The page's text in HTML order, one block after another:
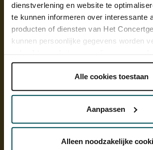
dienstverlening en website te
te kunnen informeren over interessante
producten of diensten van Het
kunnen persoonlijke gegevens worden
onder 'aanpassen' zelf welke cookies
Lees onze cookieverklaring hier. Lees
Via decookieverklaringop onze
Alle cookies toestaan
Aanpassen
Alleen noodzakelijke
Tekening van Bronisław Huberman, ca. 1920
Amsterdam / Ernst Polak
Gestolen Stradivarius
Stradivarius. De peperdure viool,
Bell, werd twee jaar later gestolen uit een
sterfbed een bekentenis aflegde. Regisseur
het bizarre verhaal tien jaar geleden in een
Bewonderenswaardig violisme